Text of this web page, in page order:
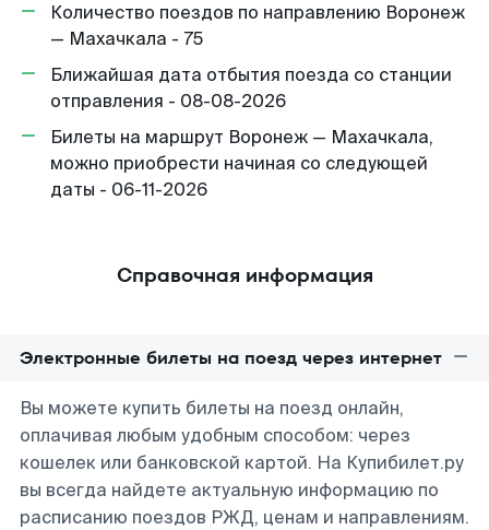
Количество поездов по направлению Воронеж
— Махачкала - 75
Ближайшая дата отбытия поезда со станции
отправления - 08-08-2026
Билеты на маршрут Воронеж — Махачкала,
можно приобрести начиная со следующей
даты - 06-11-2026
Справочная информация
Электронные билеты на поезд через интернет
Вы можете купить билеты на поезд онлайн,
оплачивая любым удобным способом: через
кошелек или банковской картой. На Купибилет.ру
вы всегда найдете актуальную информацию по
расписанию поездов РЖД, ценам и направлениям.